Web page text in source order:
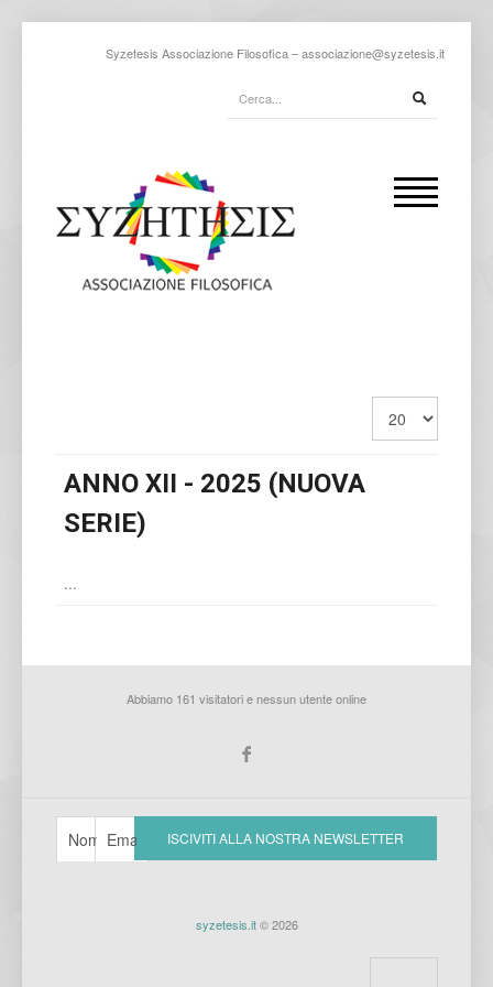
Syzetesis Associazione Filosofica –associazione@syzetesis.it
ANNO XII - 2025 (NUOVA
SERIE)
...
Abbiamo 161 visitatori e nessun utente online
syzetesis.it© 2026